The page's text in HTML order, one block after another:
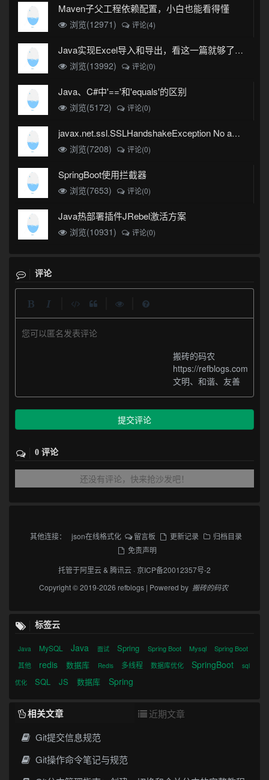
Maven子父工程依赖配置，小白也能看得懂
浏览(12971) 评论(4)
Java实现Excel导入和导出，看这一篇就够了(珍藏版)
浏览(13992)
评论(0)
Java、C#中'=='和'equals'的区别
浏览(5172) 评论(0)
javax.net.ssl.SSLHandshakeException No appropriate protocol (protocol is disabled or cipher suites are inappropriate)错误
浏览(7208)
评论(0)
SpringBoot使用拦截器
浏览(7653) 评论(0)
Java热部署插件JRebel激活方案
浏览(10931) 评论(0)
评论
您可以匿名发表评论
搬砖的码农
https://refblogs.com
文明、和谐、友善
提交评论
0 评论
还没有评论，快来抢沙发吧！
其他连接： json在线格式化 留言板 更新记录
归档目录
免责声明
托管于阿里云& 腾讯云 ·京ICP备20012357号-2
Copyright © 2019-2026 refblogs | Powered by 搬砖的码农
标签云
Java MySQL Java 面试 Spring Spring Boot Mysql
Spring Boot
其他
redis 数据库 Redis 多线程 数据库优化 SpringBoot
sql
优化
SQL JS 数据库 Spring
相关文章
近期文章
Git提交信息规范
Git操作命令笔记与规范